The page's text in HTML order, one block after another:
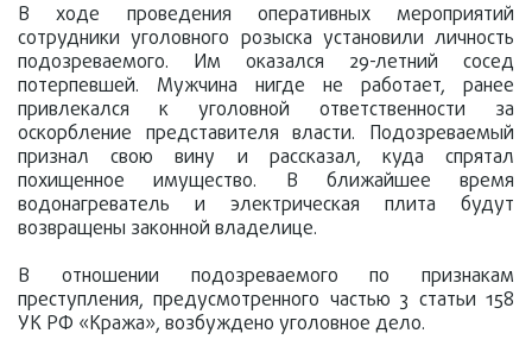
В ходе проведения оперативных мероприятий
сотрудники уголовного розыска установили личность
подозреваемого. Им оказался 29-летний сосед
потерпевшей. Мужчина нигде не работает, ранее
привлекался к уголовной ответственности за
оскорбление представителя власти. Подозреваемый
признал свою вину и рассказал, куда спрятал
похищенное имущество. В ближайшее время
водонагреватель и электрическая плита будут
возвращены законной владелице.
В отношении подозреваемого по признакам
преступления, предусмотренного частью 3 статьи 158
УК РФ «Кража», возбуждено уголовное дело.